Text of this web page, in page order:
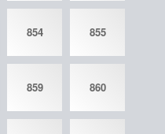
854 855
859 860